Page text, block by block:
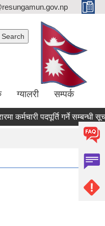
ग्यालरी सम्पर्क
कर्मचारी पदपूर्ति गर्ने सम्बन्धी